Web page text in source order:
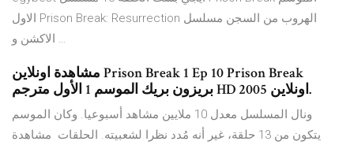
الاول Prison Break: Resurrection الهروب من السجن مسلسل
الاكشن و …
مشاهدة اونلاين Prison Break 1 Ep 10 Prison Break
بريزون بريك الموسم 1 الأول مترجم HD اونلاين 2005.
ونال المسلسل معدل 10 ملايين مشاهد أسبوعيا. وكان الموسم
يتكون من 13 حلقة، غير أنه مُدد نظرا لشعبيته. الحلقات مشاهدة